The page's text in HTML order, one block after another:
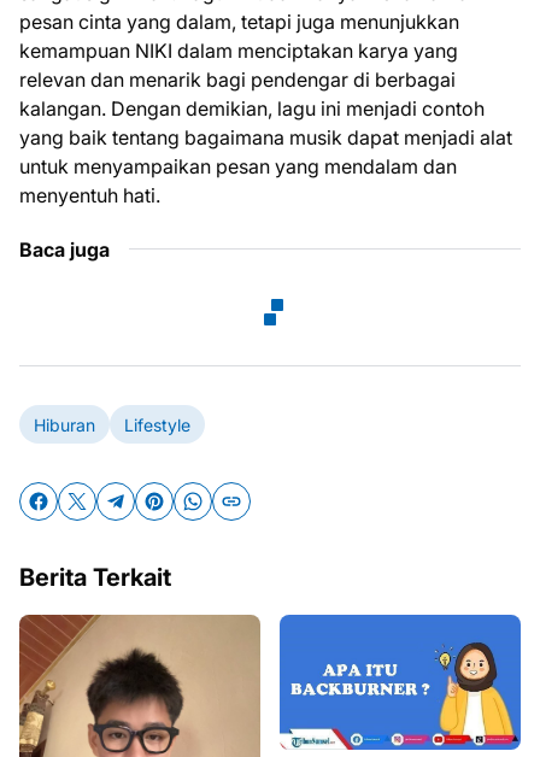
pesan cinta yang dalam, tetapi juga menunjukkan
kemampuan NIKI dalam menciptakan karya yang
relevan dan menarik bagi pendengar di berbagai
kalangan. Dengan demikian, lagu ini menjadi contoh
yang baik tentang bagaimana musik dapat menjadi alat
untuk menyampaikan pesan yang mendalam dan
menyentuh hati.
Baca juga
Hiburan Lifestyle
Berita Terkait